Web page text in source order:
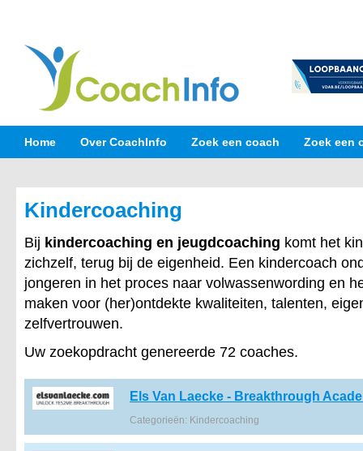
Home Over CoachInfo Zoek een coach Zoek een
Kindercoaching
Bij kindercoaching en jeugdcoaching komt het
zichzelf, terug bij de eigenheid. Een kindercoach
jongeren in het proces naar volwassenwording en
maken voor (her)ontdekte kwaliteiten, talenten,
zelfvertrouwen.
Uw zoekopdracht genereerde 72 coaches.
Els Van Laecke - Breakthrough
Categorieën: Kindercoaching